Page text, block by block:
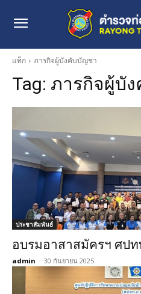
แท็ก ภารกิจผู้บังคับบัญชา
Tag: ภารกิจผู้บั
ประชาสัมพันธ์
อบรมอาสาสมัครฯ ศป
admin - 30 กันยายน 2025